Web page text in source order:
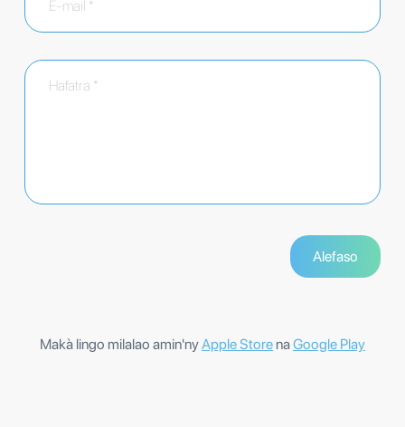
Makà lingo milalao amin'nyApple Store naGoogle Play